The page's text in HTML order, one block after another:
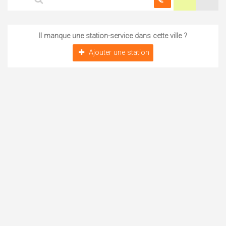
Il manque une station-service dans cette ville ?
Ajouter une station